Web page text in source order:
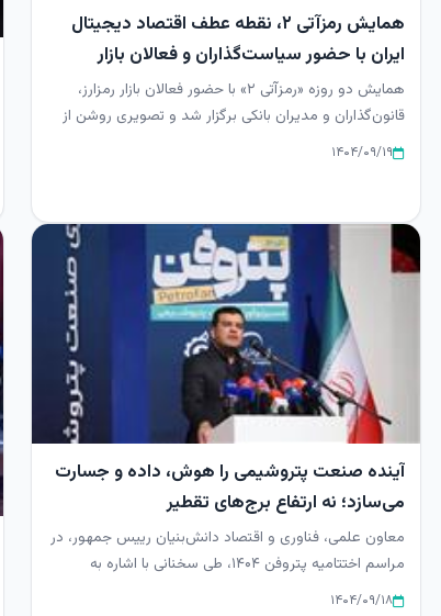
همایش رمز‌آتی ۲، نقطه عطف اقتصاد دیجیتال
ایران با حضور سیاست‌گذاران و فعالان بازار
همایش دو روزه «رمز‌آتی ۲» با حضور فعالان بازار رمزارز،
قانون‌گذاران و مدیران بانکی برگزار شد و تصویری روشن از
مسیر آینده...
۱۴۰۴/۰۹/۱۹
آینده صنعت پتروشیمی را هوش، داده و جسارت
می‌سازد؛ نه ارتفاع برج‌های تقطیر
معاون علمی، فناوری و اقتصاد دانش‌بنیان رییس جمهور، در
مراسم اختتامیه پتروفن ۱۴۰۴، طی سخنانی با اشاره به
ضرورت «فهمیدن آی...
۱۴۰۴/۰۹/۱۸